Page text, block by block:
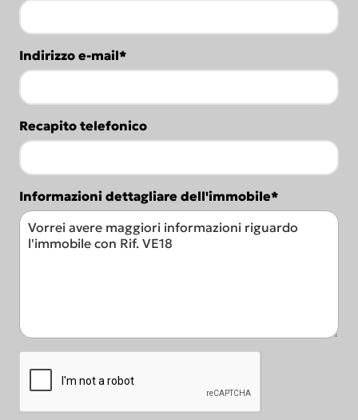
Indirizzo e-mail*
Recapito telefonico
Informazioni dettagliare dell'immobile*